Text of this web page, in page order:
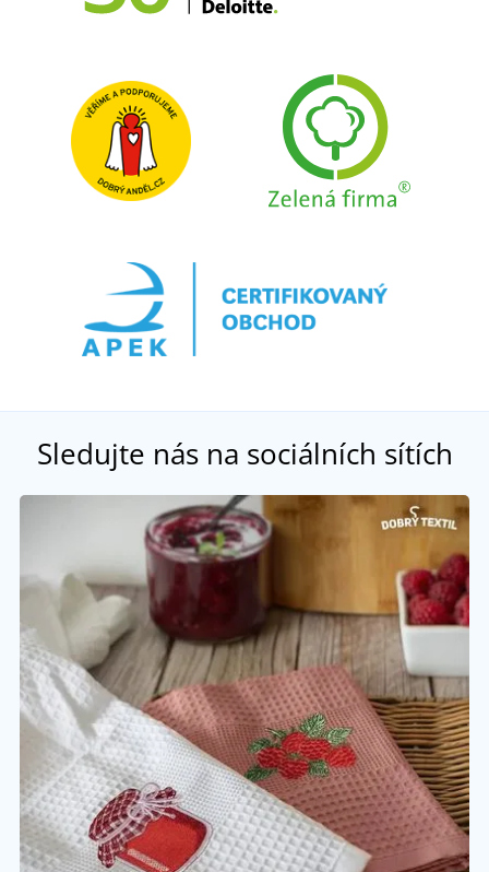
Sledujte nás na sociálních sítích